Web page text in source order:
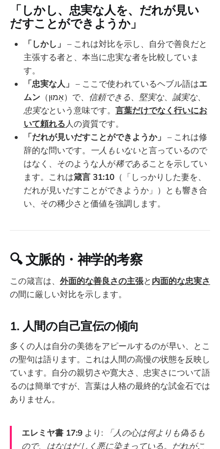
「しかし、忠実な人を、だれが見い
だすことができようか」
「しかし」
– これは対比を示し、自分で善良だと
主張する者と、本当に忠実な者を比較していま
す。
「忠実な人」
– ここで使われているヘブル語はエ
ムン
（אֵמוּן）で、 信頼できる、 堅実な、 誠実な、
忠実なという意味です。 言葉だけでなく行いにお
いて頼れる 人の資質です。
「だれが見いだすことができようか」
– これは修
辞的な問いです。 一人もいないと言っているので
はなく、そのような人が稀であることを示してい
ます。これは箴言 31:10 （「しっかりした妻を、
だれが見いだすことができようか」）とも響き合
い、その稀少さと価値を強調します。
🔍文脈的・神学的考察
この箴言は、 外面的な善良さの主張と内面的な忠実さ
の間に厳しい対比を示します。
1. 人間の自己宣伝の傾向
多くの人は自分の美徳をアピールするのが早い、とこ
の聖句は語ります。これは人間の高慢の状態を反映し
ています。自分の親切さや寛大さ、忠実さについて語
るのは簡単ですが、言葉は人格の最終的な試金石では
ありません。
エレミヤ書 17:9 より:
「人の心は何よりも偽るも
ので、はなはだしく悪に染まっている。だれがこ